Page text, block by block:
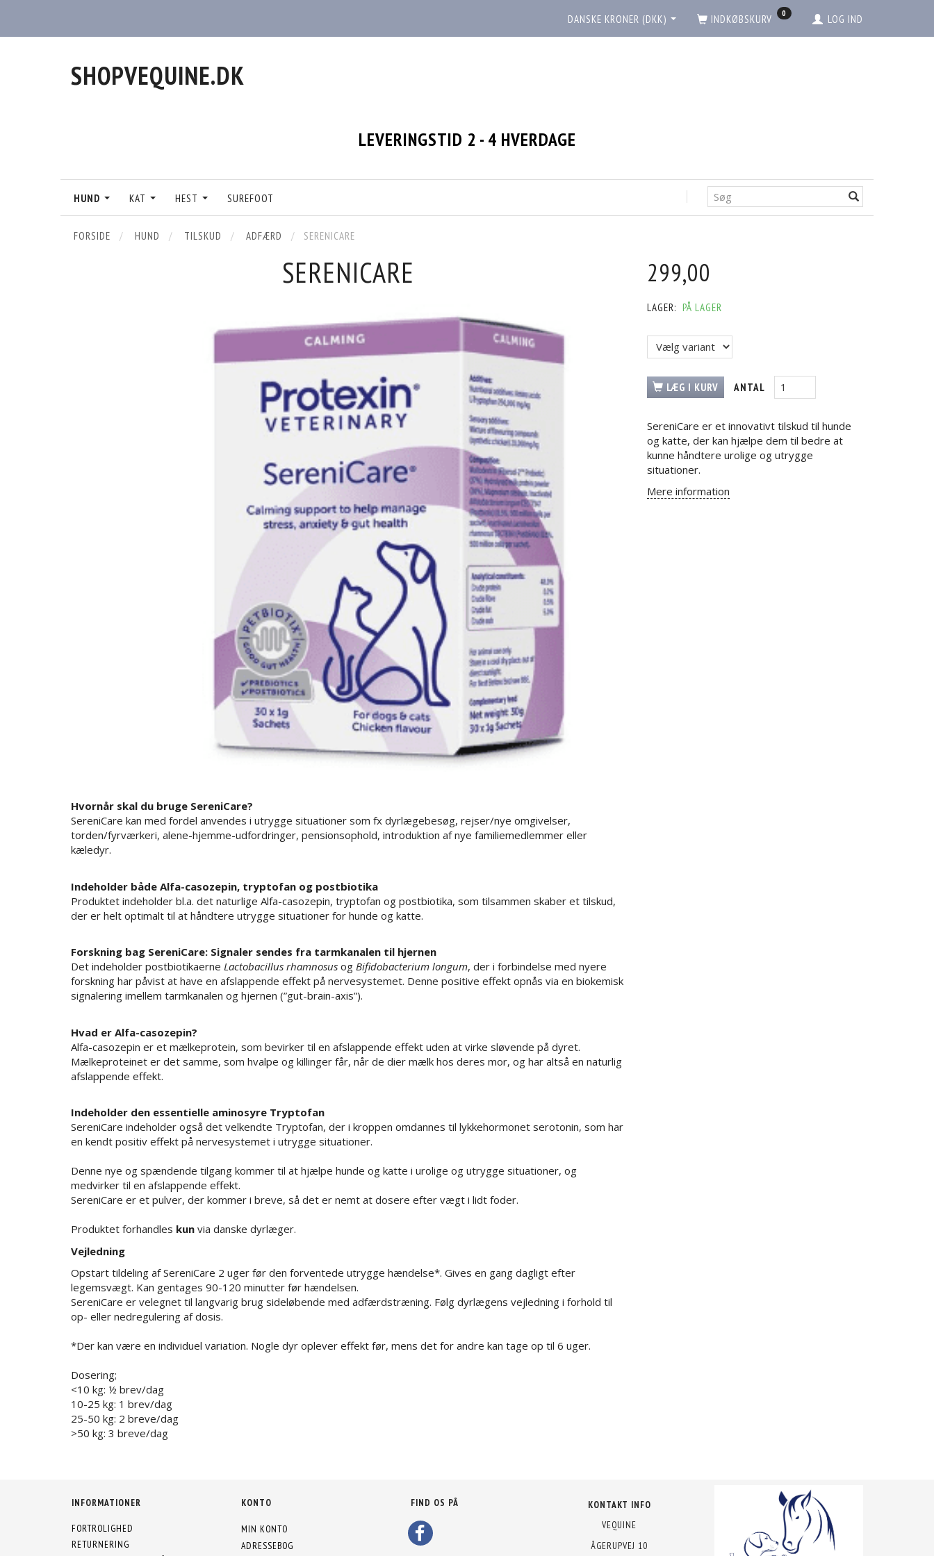
LOG IND
INDKØBSKURV 0
DANSKE KRONER (DKK)
SHOPVEQUINE.DK
LEVERINGSTID 2 - 4 HVERDAGE
HUND KAT HEST SUREFOOT
FORSIDE HUND TILSKUD ADFÆRD SERENICARE
SERENICARE
Hvornår skal du bruge SereniCare?
SereniCare kan med fordel anvendes i utrygge situationer som fx dyrlægebesøg, rejser/nye omgivelser,
torden/fyrværkeri, alene-hjemme-udfordringer, pensionsophold, introduktion af nye familiemedlemmer eller
kæledyr.
Indeholder både Alfa-casozepin, tryptofan og postbiotika
Produktet indeholder bl.a. det naturlige Alfa-casozepin, tryptofan og postbiotika, som tilsammen skaber et tilskud,
der er helt optimalt til at håndtere utrygge situationer for hunde og katte.
Forskning bag SereniCare: Signaler sendes fra tarmkanalen til hjernen
Det indeholder postbiotikaerne Lactobacillus rhamnosus og Bifidobacterium longum, der i forbindelse med nyere
forskning har påvist at have en afslappende effekt på nervesystemet. Denne positive effekt opnås via en biokemisk
signalering imellem tarmkanalen og hjernen (”gut-brain-axis”).
Hvad er Alfa-casozepin?
Alfa-casozepin er et mælkeprotein, som bevirker til en afslappende effekt uden at virke sløvende på dyret.
Mælkeproteinet er det samme, som hvalpe og killinger får, når de dier mælk hos deres mor, og har altså en naturlig
afslappende effekt.
Indeholder den essentielle aminosyre Tryptofan
SereniCare indeholder også det velkendte Tryptofan, der i kroppen omdannes til lykkehormonet serotonin, som har
en kendt positiv effekt på nervesystemet i utrygge situationer.
Denne nye og spændende tilgang kommer til at hjælpe hunde og katte i urolige og utrygge situationer, og
medvirker til en afslappende effekt.
SereniCare er et pulver, der kommer i breve, så det er nemt at dosere efter vægt i lidt foder.
Produktet forhandles kun via danske dyrlæger.
Vejledning
Opstart tildeling af SereniCare 2 uger før den forventede utrygge hændelse*. Gives en gang dagligt efter
legemsvægt. Kan gentages 90-120 minutter før hændelsen.
SereniCare er velegnet til langvarig brug sideløbende med adfærdstræning. Følg dyrlægens vejledning i forhold til
op- eller nedregulering af dosis.
*Der kan være en individuel variation. Nogle dyr oplever effekt før, mens det for andre kan tage op til 6 uger.
Dosering;
<10 kg: ½ brev/dag
10-25 kg: 1 brev/dag
25-50 kg: 2 breve/dag
>50 kg: 3 breve/dag
299,00
LAGER: PÅ LAGER
LÆG I KURV ANTAL
SereniCare er et innovativt tilskud til hunde
og katte, der kan hjælpe dem til bedre at
kunne håndtere urolige og utrygge
situationer.
Mere information
INFORMATIONER
FORTROLIGHED
RETURNERING
KONTO
MIN KONTO
ADRESSEBOG
FIND OS PÅ
KONTAKT INFO
VEQUINE
ÅGERUPVEJ 10